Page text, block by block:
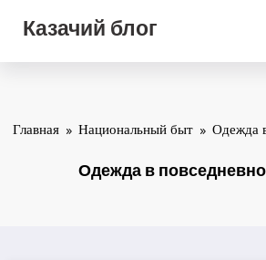
Казачий блог
Главная Национальный быт Одежда
Одежда в